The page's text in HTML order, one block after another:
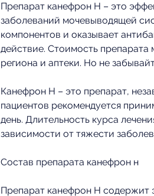
Препарат канефрон Н – это
заболеваний мочевыводящей
компонентов и оказывает
действие. Стоимость
региона и аптеки. Но не
Канефрон Н – это препарат,
пациентов рекомендуется
день. Длительность курса
зависимости от тяжести
Состав препарата канефрон н
Препарат канефрон Н содержит